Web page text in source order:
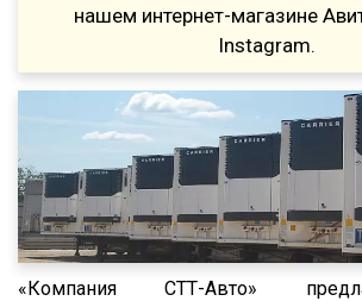
Штурман Кредо
ХТЗ
Meusburger
Feldbinder
ГАЗ
Isuzu
Lonking
FH13
FMX
FM9.380
TGS
TGX
TGA
нашем интернет-магазине
Instagram.
«Компания СТТ-Авто»